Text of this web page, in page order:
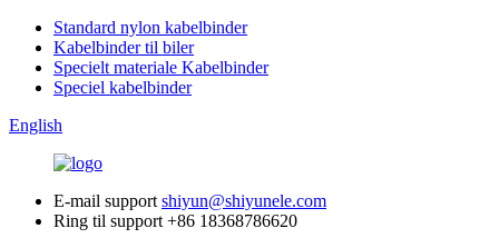
Standard nylon kabelbinder
Kabelbinder til biler
Specielt materiale Kabelbinder
Speciel kabelbinder
English
E-mail support shiyun@shiyunele.com
Ring til support +86 18368786620